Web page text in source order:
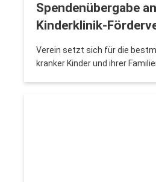
Spendenübergabe
Kinderklinik-
Verein setzt sich für die
kranker Kinder und ihrer